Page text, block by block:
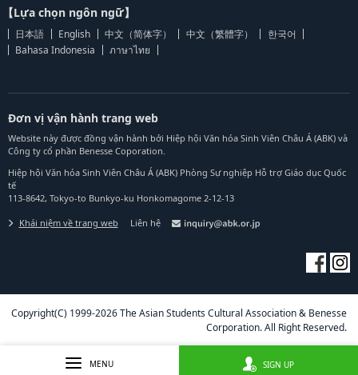
【Lựa chọn ngôn ngữ】
日本語 English 中文（简体字） 中文（繁體字）
한국어
Bahasa Indonesia
ภาษาไทย
Đơn vị vận hành trang web
Website này được đồng vận hành bởi Hiệp hội Văn hóa Sinh Viên Châu Á (ABK) và
Công ty cổ phần Benesse Coporation.
Hiệp hội Văn hóa Sinh Viên Châu Á (ABK) Phòng Sự nghiệp Hỗ trợ Giáo dục Quốc
tế
113-8642, Tokyo-to Bunkyo-ku Honkomagome 2-12-13
Khái niệm về trang web Liên hệ
Copyright(C) 1999-2026 The Asian Students Cultural Association & Benesse
Corporation. All Right Reserved.
MENU SIGN UP